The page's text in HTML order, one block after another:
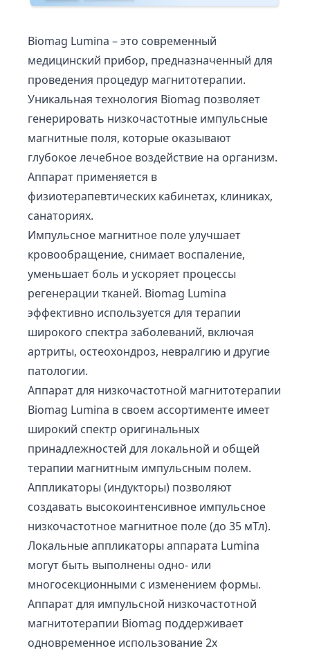
Biomag Lumina – это современный
медицинский прибор, предназначенный для
проведения процедур магнитотерапии.
Уникальная технология Biomag позволяет
генерировать низкочастотные импульсные
магнитные поля, которые оказывают
глубокое лечебное воздействие на организм.
Аппарат применяется в
физиотерапевтических кабинетах, клиниках,
санаториях.
Импульсное магнитное поле улучшает
кровообращение, снимает воспаление,
уменьшает боль и ускоряет процессы
регенерации тканей. Biomag Lumina
эффективно используется для терапии
широкого спектра заболеваний, включая
артриты, остеохондроз, невралгию и другие
патологии.
Аппарат для низкочастотной магнитотерапии
Biomag Lumina в своем ассортименте имеет
широкий спектр оригинальных
принадлежностей для локальной и общей
терапии магнитным импульсным полем.
Аппликаторы (индукторы) позволяют
создавать высокоинтенсивное импульсное
низкочастотное магнитное поле (до 35 мТл).
Локальные аппликаторы аппарата Lumina
могут быть выполнены одно- или
многосекционными с изменением формы.
Аппарат для импульсной низкочастотной
магнитотерапии Biomag поддерживает
одновременное использование 2х